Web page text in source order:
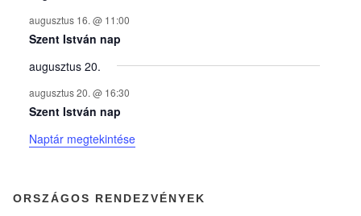
y
e
k
n
augusztus 16. @ 11:00
Szent István nap
augusztus 20.
augusztus 20. @ 16:30
Szent István nap
Naptár megtekintése
ORSZÁGOS RENDEZVÉNYEK